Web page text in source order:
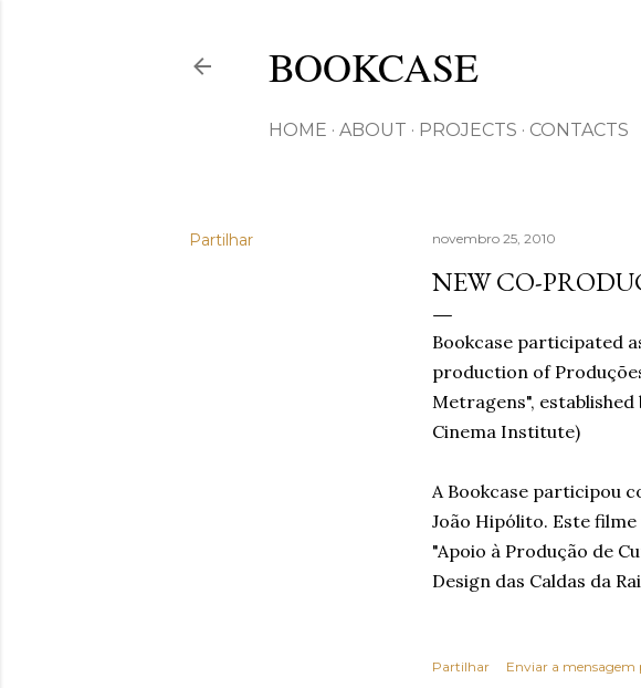
BOOKCASE
HOME ABOUT PROJECTS CONTACTS
Partilhar novembro 25, 2010
NEW CO-
Bookcase participated
production of
Metragens", established
Cinema Institute)
A Bookcase participou
João Hipólito. Este
"Apoio à Produção de
Design das Caldas da
Partilhar Enviar a mensagem